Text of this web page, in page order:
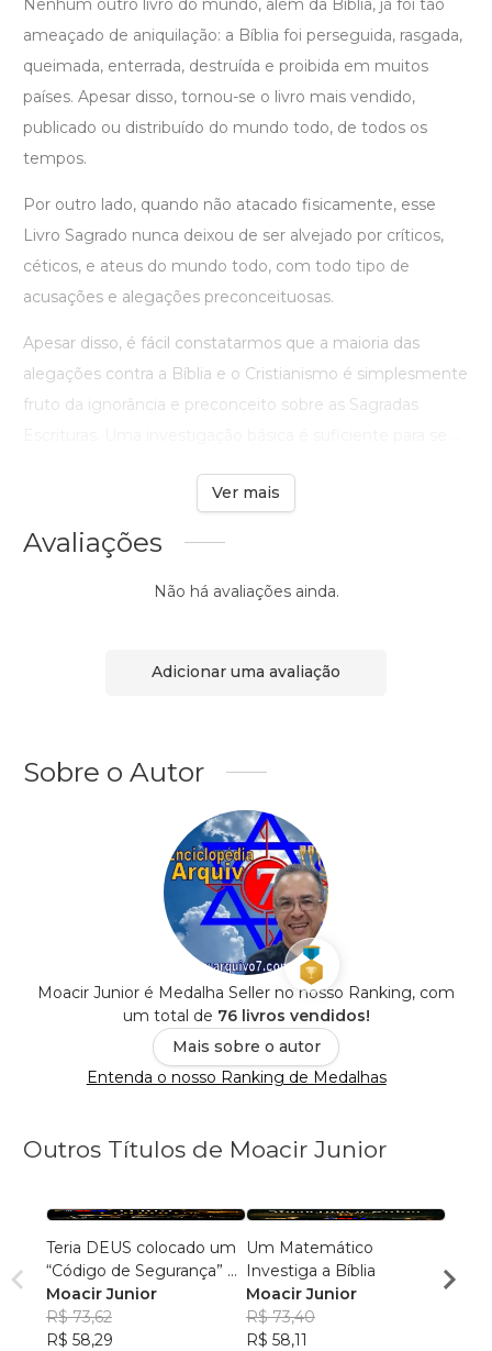
Nenhum outro livro do mundo, além da Bíblia, já foi tão
ameaçado de aniquilação: a Bíblia foi perseguida, rasgada,
queimada, enterrada, destruída e proibida em muitos
países. Apesar disso, tornou-se o livro mais vendido,
publicado ou distribuído do mundo todo, de todos os
tempos.
Por outro lado, quando não atacado fisicamente, esse
Livro Sagrado nunca deixou de ser alvejado por críticos,
céticos, e ateus do mundo todo, com todo tipo de
acusações e alegações preconceituosas.
Apesar disso, é fácil constatarmos que a maioria das
alegações contra a Bíblia e o Cristianismo é simplesmente
fruto da ignorância e preconceito sobre as Sagradas
Ver mais
Avaliações
Não há avaliações ainda.
Adicionar uma avaliação
Sobre o Autor
Moacir Junior é Medalha Seller no nosso Ranking, com
um total de 76 livros vendidos!
Mais sobre o autor
Entenda o nosso Ranking de Medalhas
Outros Títulos de Moacir Junior
Teria DEUS colocado um
“Código de Segurança” na
Bíblia?
Moacir Junior
R$ 73,62
R$ 58,29
Um Matemático
Investiga a Bíblia
Moacir Junior
R$ 73,40
R$ 58,11
DE